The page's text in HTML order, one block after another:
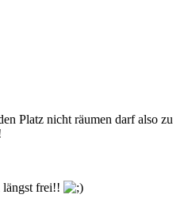
Platz nicht räumen darf also zu
längst frei!!